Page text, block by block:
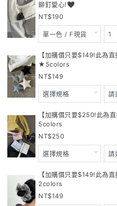
鉚釘愛心!🖤
190
【加購價只要$149!此為
★5colors
149
【加購價只要$250!此為
5colors
250
【加購價只要$149!此為
2colors
149